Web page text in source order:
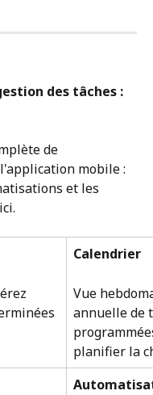
des tâches :
de
mobile :
et les
Calendrier
Vue
annuelle de
planifier la